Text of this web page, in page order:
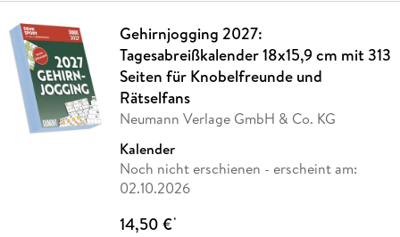
Gehirnjogging 2027:
Tagesabreißkalender 18x15,9 cm mit 313
Seiten für Knobelfreunde und
Rätselfans
Neumann Verlage GmbH & Co. KG
Kalender
Noch nicht erschienen - erscheint am:
02.10.2026
14,50 €*